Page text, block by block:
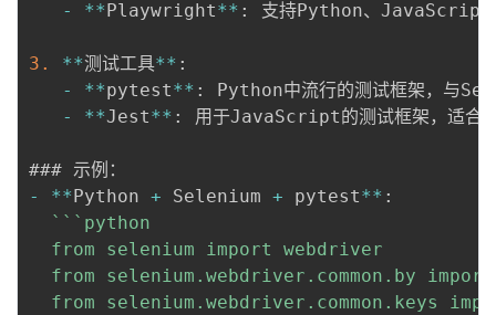
-
**Playwright** : 支持Python、JavaScript、
3. **测试工具** :
-
**pytest** :
Python中流行的测试框架，与
-
**Jest** : 用于JavaScript的测试框架，适合
-
**Python + Selenium + pytest** :
`` `python
  from selenium import webdriver
from selenium.webdriver.common.by
from selenium.webdriver.common.keys